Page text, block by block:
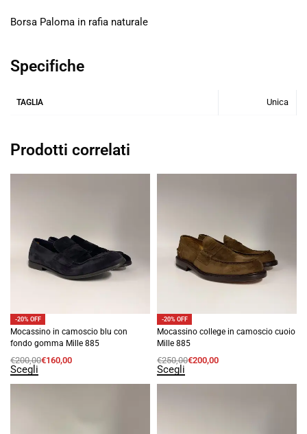
Borsa Paloma in rafia naturale
Specifiche
TAGLIA Unica
Prodotti correlati
-20% OFF
Mocassino in camoscio blu con
fondo gomma Mille 885
€200,00€160,00
Scegli
-20% OFF
Mocassino college in camoscio cuoio
Mille 885
€250,00€200,00
Scegli